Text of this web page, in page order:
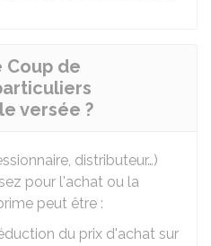
Coup de
versée ?
distributeur…)
pour l'achat ou la
peut être :
du prix d'achat sur